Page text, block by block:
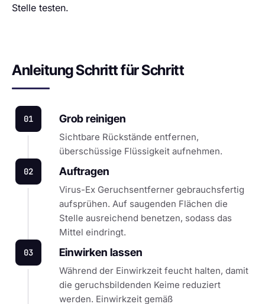
Stelle testen.
Anleitung Schritt für Schritt
01 Grob reinigen
Sichtbare Rückstände entfernen,
überschüssige Flüssigkeit aufnehmen.
02 Auftragen
Virus-Ex Geruchsentferner gebrauchsfertig
aufsprühen. Auf saugenden Flächen die
Stelle ausreichend benetzen, sodass das
Mittel eindringt.
03 Einwirken lassen
Während der Einwirkzeit feucht halten, damit
die geruchsbildenden Keime reduziert
werden. Einwirkzeit gemäß